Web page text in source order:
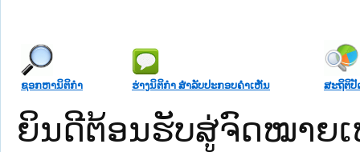
ຊອກຫານິຕິກໍາ ຮ່າງນິຕິກໍາ ສໍາລັບປະກອບຄໍາເຫັນ ສະຖິຕິປັ
ຍິນດີຕ້ອນຮັບສູ່ຈົດໝາຍເ